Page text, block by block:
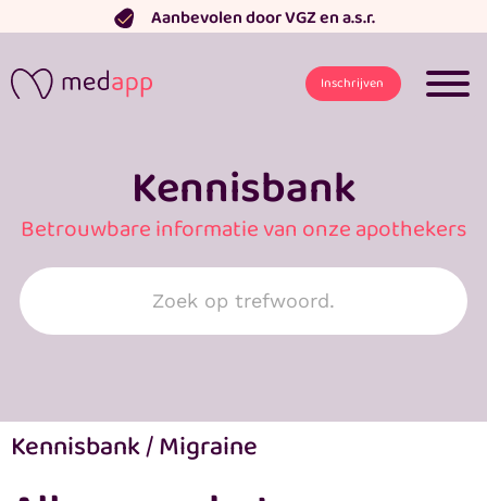
naar
de
inhoud
Aanbevolen door VGZ en a.s.r.
Inschrijven
Kennisbank
Betrouwbare informatie van onze apothekers
Search
for:
Kennisbank/Migraine